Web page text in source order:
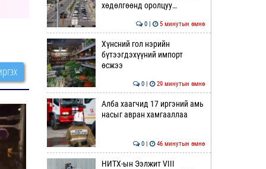
хөдөлгөөнд оролцуу…
0 | 5 минутын өмнө
Хүнсний гол нэрийн
бүтээгдэхүүний импорт
өсжээ
0 | 29 минутын өмнө
Алба хаагчид 17 иргэний амь
насыг авран хамгааллаа
0 | 46 минутын өмнө
НИТХ-ын Ээлжит VIII